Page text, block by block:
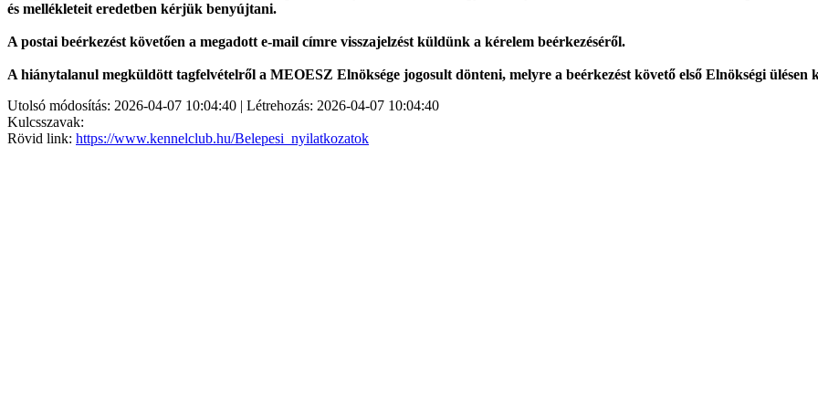
és mellékleteit eredetben kérjük benyújtani.
A postai beérkezést követően a megadott e-mail címre visszajelzést küldünk a kérelem beérkezéséről.
A hiánytalanul megküldött tagfelvételről a MEOESZ Elnöksége jogosult dönteni, melyre a beérkezést követő első Elnökségi ülésen
Utolsó módosítás: 2026-04-07 10:04:40 | Létrehozás: 2026-04-07 10:04:40
Kulcsszavak:
Rövid link: https://www.kennelclub.hu/Belepesi_nyilatkozatok